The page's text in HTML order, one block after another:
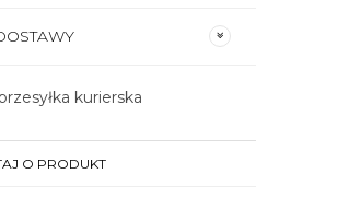
kurierska
O PRODUKT